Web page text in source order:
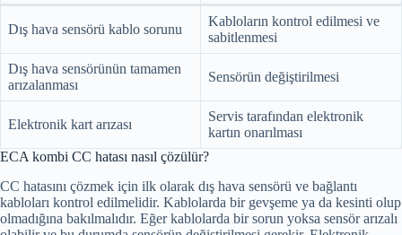
Dış hava sensörü kablo sorunu
Kabloların kontrol edilmesi ve
sabitlenmesi
Dış hava sensörünün tamamen
arızalanması
Sensörün değiştirilmesi
Elektronik kart arızası
Servis tarafından elektronik
kartın onarılması
ECA kombi CC hatası nasıl çözülür?
CC hatasını çözmek için ilk olarak dış hava sensörü ve bağlantı
kabloları kontrol edilmelidir. Kablolarda bir gevşeme ya da kesinti olup
olmadığına bakılmalıdır. Eğer kablolarda bir sorun yoksa sensör arızalı